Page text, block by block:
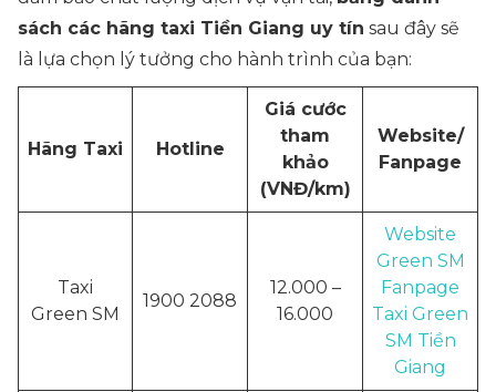
sách các hãng taxi Tiền Giang uy tín sau đây sẽ
là lựa chọn lý tưởng cho hành trình của bạn:
Hãng Taxi Hotline
Giá cước
tham
khảo
(VNĐ/km)
Website/
Fanpage
Taxi
Green SM
1900 2088
12.000 –
16.000
Website
Green SM
Fanpage
Taxi Green
SM Tiền
Giang